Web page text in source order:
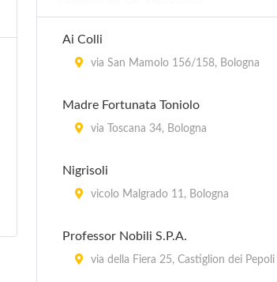
Ai Colli
via San Mamolo 156/158, Bologna
Madre Fortunata Toniolo
via Toscana 34, Bologna
Nigrisoli
vicolo Malgrado 11, Bologna
Professor Nobili S.P.A.
via della Fiera 25, Castiglion dei Pepoli